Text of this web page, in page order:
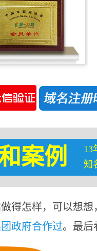
案例
13
知
做得怎样，可以想
政府合作过。最后